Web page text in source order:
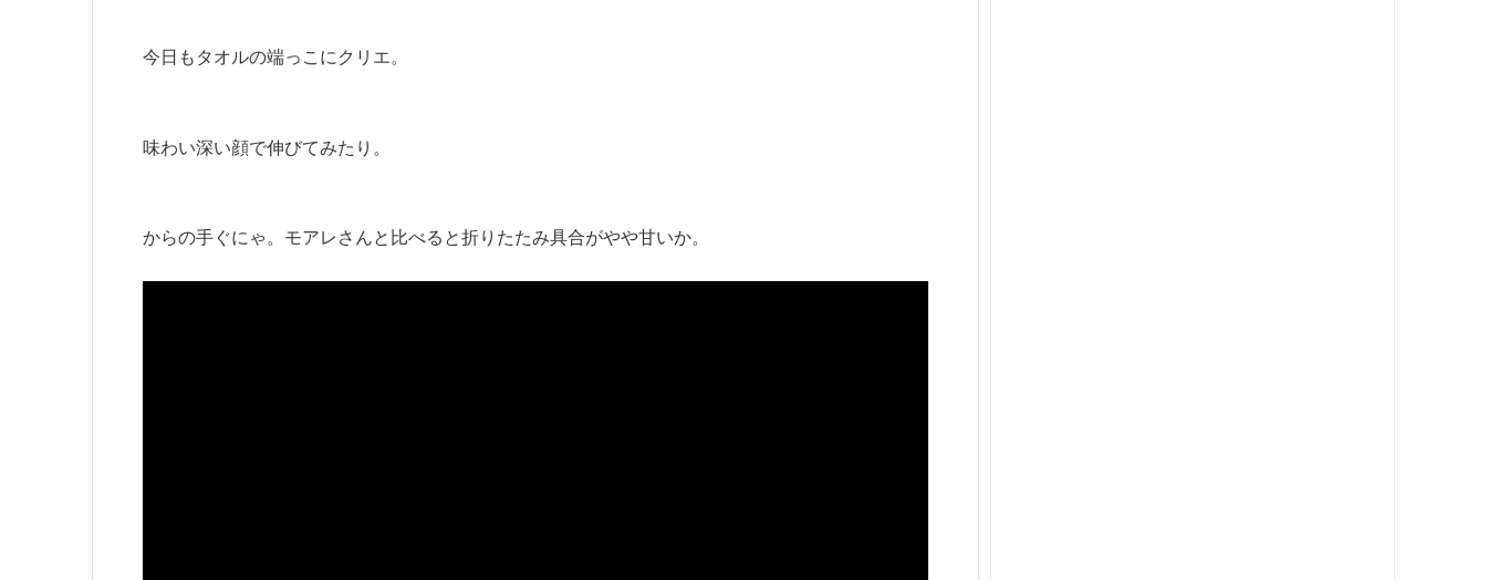
今日もタオルの端っこにクリエ。
味わい深い顔で伸びてみたり。
からの手ぐにゃ。モアレさんと比べると折りたたみ具合がやや甘いか。